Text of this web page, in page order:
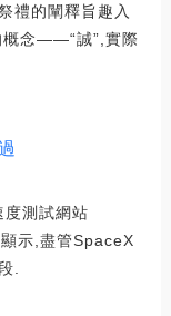
禮的闡釋旨趣入
概念——“誠”,實際
測試網站
示,盡管SpaceX
.